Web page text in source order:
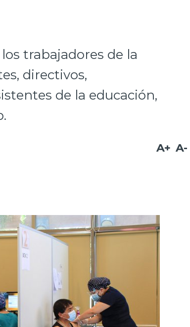
trabajadores de la
directivos,
de la educación,
A+ A-